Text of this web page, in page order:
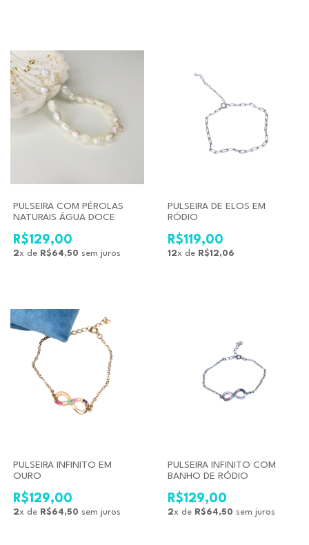
PULSEIRA COM PÉROLAS
NATURAIS ÁGUA DOCE
R$129,00
2x de R$64,50 sem juros
PULSEIRA DE ELOS EM
RÓDIO
R$119,00
12x de R$12,06
PULSEIRA INFINITO EM
OURO
R$129,00
2x de R$64,50 sem juros
PULSEIRA INFINITO COM
BANHO DE RÓDIO
R$129,00
2x de R$64,50 sem juros